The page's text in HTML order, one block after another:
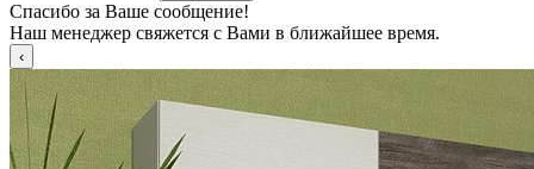
Спасибо за Ваше сообщение!
Наш менеджер свяжется с Вами в ближайшее время.